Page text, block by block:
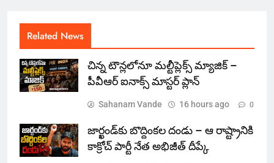
Related News
చిన్న టౌన్లలోనూ మల్టీప్లెక్స్‌ మ్యాజిక్ –
పీవీఆర్ ఐనాక్స్ మాస్టర్ ప్లాన్
Sahanam Vande 16 hours ago 0
జార్ఖండ్‌కు బొద్దింకల దండు – ఆ రాష్ట్రానికి
కాక్రోచ్ పార్టీ నేత అభిజీత్ దీప్కే